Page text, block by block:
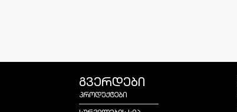
გვერდები
პროდუქტები